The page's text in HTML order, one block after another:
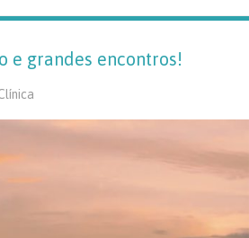
e grandes encontros!